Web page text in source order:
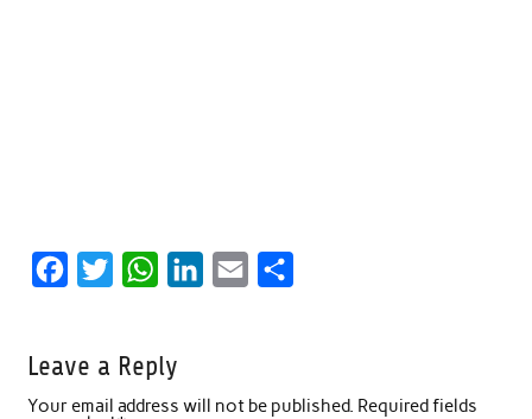
e
b
t
W
t
s
e
l
e
Leave a Reply
Your email address will not be published. Required fields